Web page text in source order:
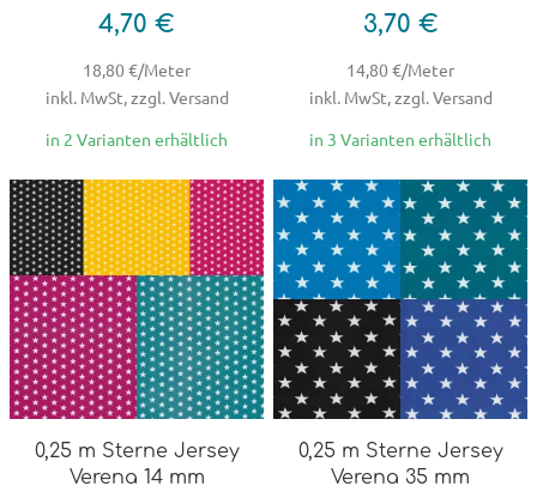
4,70 €
18,80 €/Meter
inkl. MwSt, zzgl. Versand
in 2 Varianten erhältlich
3,70 €
14,80 €/Meter
inkl. MwSt, zzgl. Versand
in 3 Varianten erhältlich
0,25 m Sterne Jersey
Verena 14 mm
0,25 m Sterne Jersey
Verena 35 mm